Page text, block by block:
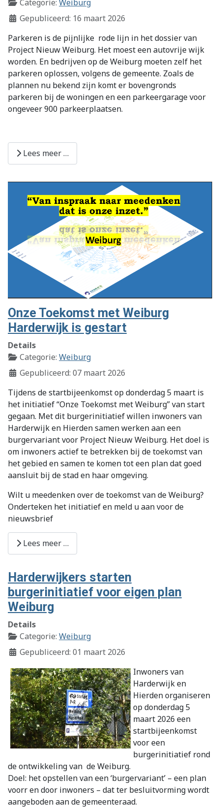
Categorie: Weiburg
Gepubliceerd: 16 maart 2026
Parkeren is de pijnlijke rode lijn in het dossier van
Project Nieuw Weiburg. Het moest een autovrije wijk
worden. En bedrijven op de Weiburg moeten zelf het
parkeren oplossen, volgens de gemeente. Zoals de
plannen nu bekend zijn komt er bovengronds
parkeren bij de woningen en een parkeergarage voor
ongeveer 900 parkeerplaatsen.
Lees meer …
Onze Toekomst met Weiburg
Harderwijk is gestart
Details
Categorie: Weiburg
Gepubliceerd: 07 maart 2026
Tijdens de startbijeenkomst op donderdag 5 maart is
het initiatief “Onze Toekomst met Weiburg” van start
gegaan. Met dit burgerinitiatief willen inwoners van
Harderwijk en Hierden samen werken aan een
burgervariant voor Project Nieuw Weiburg. Het doel is
om inwoners actief te betrekken bij de toekomst van
het gebied en samen te komen tot een plan dat goed
aansluit bij de stad en haar omgeving.
Wilt u meedenken over de toekomst van de Weiburg?
Onderteken het initiatief en meld u aan voor de
nieuwsbrief
Lees meer …
Harderwijkers starten
burgerinitiatief voor eigen plan
Weiburg
Details
Categorie: Weiburg
Gepubliceerd: 01 maart 2026
Inwoners van
Harderwijk en
Hierden organiseren
op donderdag 5
maart 2026 een
startbijeenkomst
voor een
burgerinitiatief rond
de ontwikkeling van de Weiburg.
Doel: het opstellen van een ‘burgervariant’ – een plan
voorr en door inwoners – dat ter besluitvorming wordt
aangeboden aan de gemeenteraad.